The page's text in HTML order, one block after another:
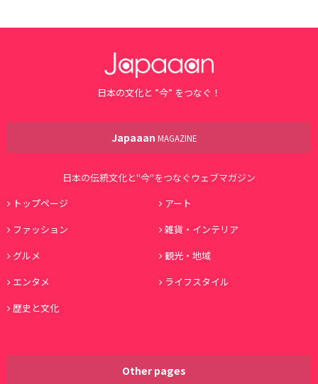
日本の文化と ”今” をつなぐ！
Japaaan MAGAZINE
日本の伝統文化と"今"をつなぐウェブマガジン
トップページ
アート
ファッション
雑貨・インテリア
グルメ
観光・地域
エンタメ
ライフスタイル
歴史と文化
Other pages